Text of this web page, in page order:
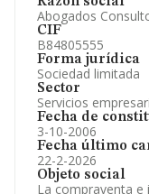
Abogados
CIF
B84805555
Forma jurídica
Sociedad limitada
Sector
Servicios
Fecha de
3-10-2006
Fecha último
22-2-2026
Objeto social
La compraventa e